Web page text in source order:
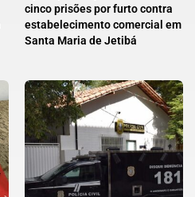
cinco prisões por furto contra
estabelecimento comercial em
Santa Maria de Jetibá